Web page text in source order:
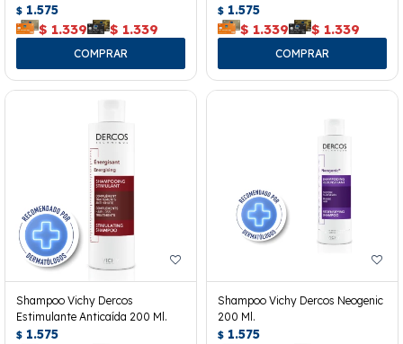
$ 1.575
$ 1.339 $ 1.339
$ 1.575
$ 1.339 $ 1.339
Shampoo Vichy Dercos
Estimulante Anticaída 200 Ml.
$ 1.575
Shampoo Vichy Dercos Neogenic
200 Ml.
$ 1.575